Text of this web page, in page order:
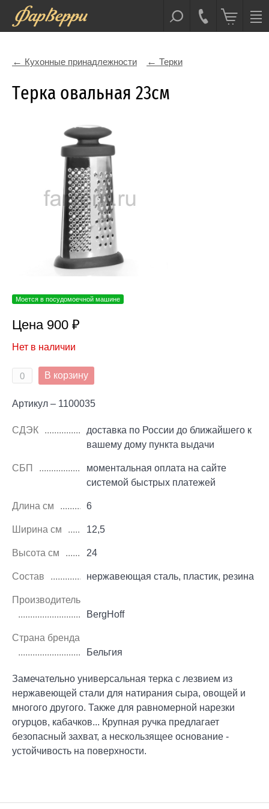
Кухонные принадлежности Терки
Терка овальная 23см
Моется в посудомоечной машине
Цена 900 ₽
Нет в наличии
В корзину
Артикул – 1100035
СДЭК
доставка по России до ближайшего к
вашему дому пункта выдачи
СБП
моментальная оплата на сайте
системой быстрых платежей
Длина см 6
Ширина см 12,5
Высота см 24
Состав нержавеющая сталь, пластик, резина
Производитель
BergHoff
Страна бренда
Бельгия
Замечательно универсальная терка с лезвием из
нержавеющей стали для натирания сыра, овощей и
многого другого. Также для равномерной нарезки
огурцов, кабачков... Крупная ручка предлагает
безопасный захват, а нескользящее основание -
устойчивость на поверхности.